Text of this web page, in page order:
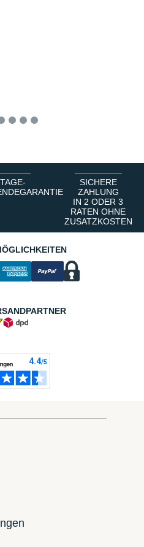
SICHERE
ZAHLUNG
IN 2 ODER 3
RATEN OHNE
ZUSATZKOSTEN